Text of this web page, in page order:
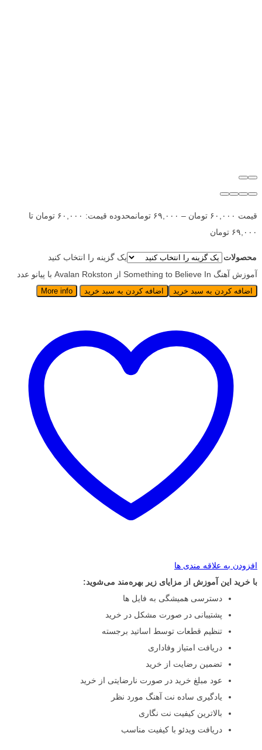
قیمت ۶۰,۰۰۰ تومان – ۶۹,۰۰۰ تومان
محدوده قیمت: ۶۰,۰۰۰ تومان تا
۶۹,۰۰۰ تومان
محصولات
یک گزینه را انتخاب کنید
آموزش آهنگ Something to Believe In از Avalan Rokston با پیانو عدد
اضافه کردن به سبد خرید اضافه کردن به سبد خرید More info
افزودن به علاقه مندی ها
با خرید این آموزش از مزایای زیر بهره‌مند می‌شوید:
دسترسی همیشگی به فایل ها
پشتیبانی در صورت مشکل در خرید
تنظیم قطعات توسط اساتید برجسته
دریافت امتیاز وفاداری
تضمین رضایت از خرید
عود مبلغ خرید در صورت نارضایتی از خرید
یادگیری ساده نت آهنگ مورد نظر
بالاترین کیفیت نت نگاری
دریافت ویدئو با کیفیت مناسب